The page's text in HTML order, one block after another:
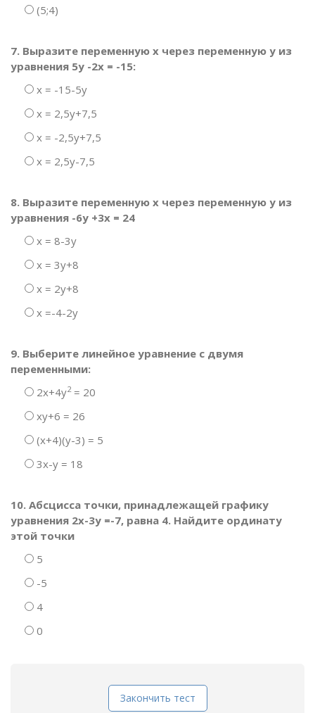
(5;4)
7. Выразите переменную х через переменную у из
уравнения 5у -2х = -15:
х = -15-5у
х = 2,5у+7,5
х = -2,5у+7,5
х = 2,5у-7,5
8. Выразите переменную х через переменную у из
уравнения -6у +3х = 24
х = 8-3у
х = 3у+8
х = 2у+8
х =-4-2у
9. Выберите линейное уравнение с двумя
переменными:
2х+4у2= 20
ху+6 = 26
(х+4)(у-3) = 5
3х-у = 18
10. Абсцисса точки, принадлежащей графику
уравнения 2х-3у =-7, равна 4. Найдите ординату
этой точки
5
-5
4
0
Закончить тест